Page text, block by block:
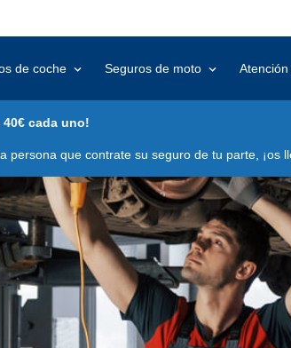
de coche Seguros de moto
40€ cada uno!
persona que contrate su seguro de tu parte, ¡os